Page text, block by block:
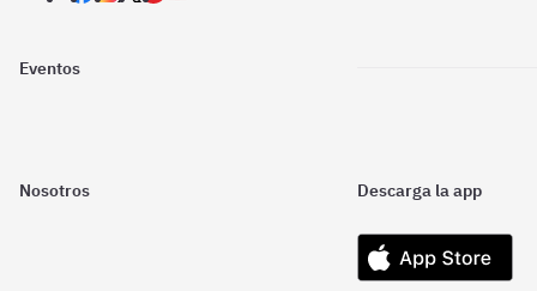
Eventos
Nosotros Descarga la app